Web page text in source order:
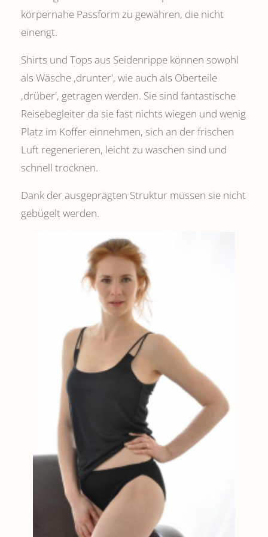
körpernahe Passform zu gewähren, die nicht
einengt.
Shirts und Tops aus Seidenrippe können sowohl
als Wäsche ,drunter', wie auch als Oberteile
‚drüber', getragen werden. Sie sind fantastische
Reisebegleiter da sie fast nichts wiegen und wenig
Platz im Koffer einnehmen, sich an der frischen
Luft regenerieren, leicht zu waschen sind und
schnell trocknen.
Dank der ausgeprägten Struktur müssen sie nicht
gebügelt werden.